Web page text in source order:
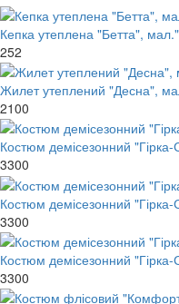
Кепка утеплена "Бетта",
252
Жилет утеплений "Десна",
2100
Костюм демісезонний
3300
Костюм демісезонний
3300
Костюм демісезонний
3300